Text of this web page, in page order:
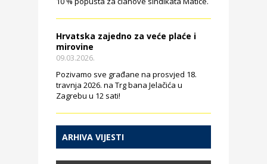
Hrvatska zajedno za veće plaće i
mirovine
09.03.2026.
Pozivamo sve građane na prosvjed 18.
travnja 2026. na Trg bana Jelačića u
Zagrebu u 12 sati!
ARHIVA VIJESTI